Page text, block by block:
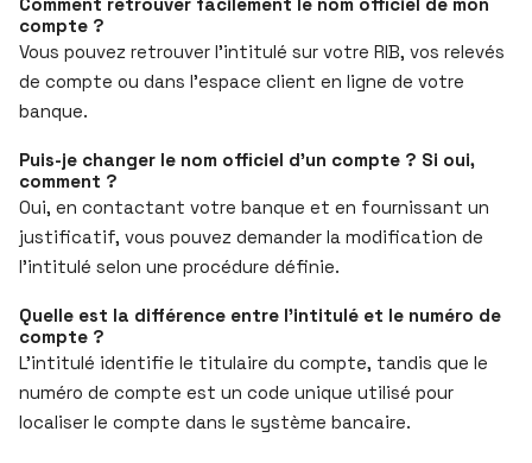
compte ?
Vous pouvez retrouver l’intitulé sur votre RIB, vos relevés
de compte ou dans l’espace client en ligne de votre
banque.
Puis-je changer le nom officiel d’un compte ? Si oui,
comment ?
Oui, en contactant votre banque et en fournissant un
justificatif, vous pouvez demander la modification de
l’intitulé selon une procédure définie.
Quelle est la différence entre l’intitulé et le numéro de
compte ?
L’intitulé identifie le titulaire du compte, tandis que le
numéro de compte est un code unique utilisé pour
localiser le compte dans le système bancaire.